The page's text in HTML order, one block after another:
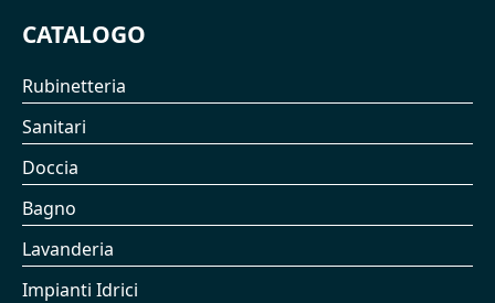
CATALOGO
Rubinetteria
Sanitari
Doccia
Bagno
Lavanderia
Impianti Idrici